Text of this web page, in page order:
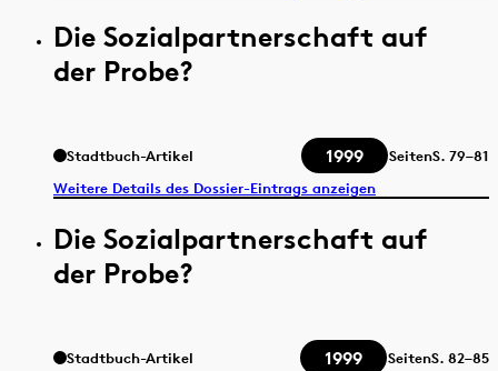
Die Sozialpartnerschaft auf
der Probe?
Stadtbuch-Artikel 1999 SeitenS. 79–81
Weitere Details des Dossier-Eintrags anzeigen
Die Sozialpartnerschaft auf
der Probe?
Stadtbuch-Artikel 1999 SeitenS. 82–85